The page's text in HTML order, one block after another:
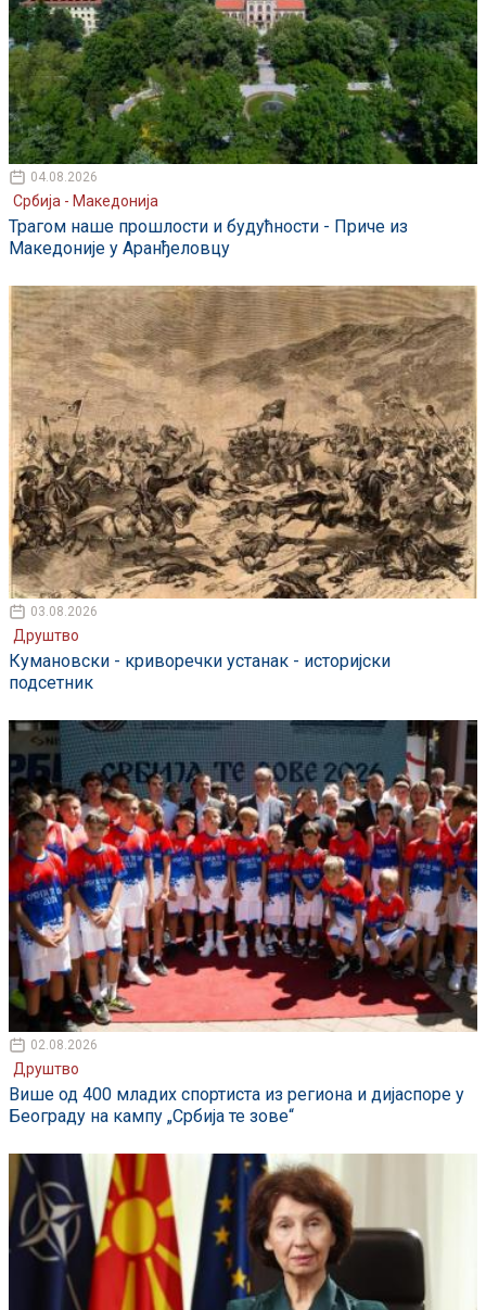
04.08.2026
Србија - Македонија
Трагом наше прошлости и будућности - Приче из
Македоније у Аранђеловцу
03.08.2026
Друштво
Кумановски - криворечки устанак - историјски
подсетник
02.08.2026
Друштво
Више од 400 младих спортиста из региона и дијаспоре у
Београду на кампу „Србија те зове“